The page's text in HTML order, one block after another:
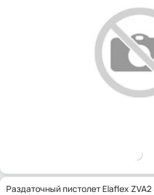
Раздаточный пистолет Elaflex ZVA2